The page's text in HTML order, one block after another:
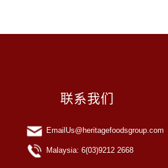
联系我们
EmailUs@heritagefoodsgroup.com
Malaysia: 6(03)9212 2668